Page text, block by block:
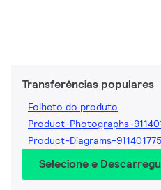
Transferências populares
Folheto do produto
Product-Photographs-
Product-Diagrams-
Selecione e